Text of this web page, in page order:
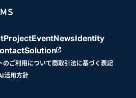
ProjectEventNewsIdentity
Solution
のご利用について商取引法に基づく表記
活用方針